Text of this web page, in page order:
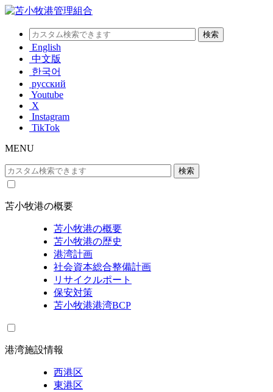
English
中文版
한국어
русский
Youtube
X
Instagram
TikTok
MENU
苫小牧港の概要
苫小牧港の概要
苫小牧港の歴史
港湾計画
社会資本総合整備計画
リサイクルポート
保安対策
苫小牧港港湾BCP
港湾施設情報
西港区
東港区